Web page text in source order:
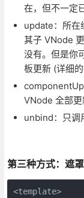
在，但不一定
update：所在
其子 VNode
没有。但是你
板更新 (详细
VNode 全部更
unbind：只调
第三种方式：遮罩
<template>